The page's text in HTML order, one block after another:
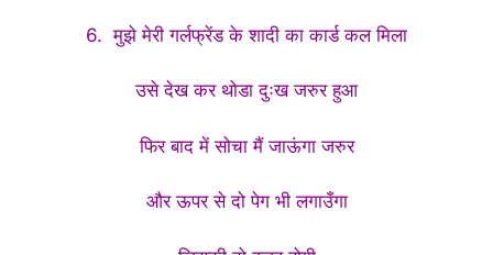
6. मुझे मेरी गर्लफ्रेंड के शादी का कार्ड कल मिला
उसे देख कर थोडा दुःख जरुर हुआ
फिर बाद में सोचा मैं जाऊंगा जरुर
और ऊपर से दो पेग भी लगाउँगा